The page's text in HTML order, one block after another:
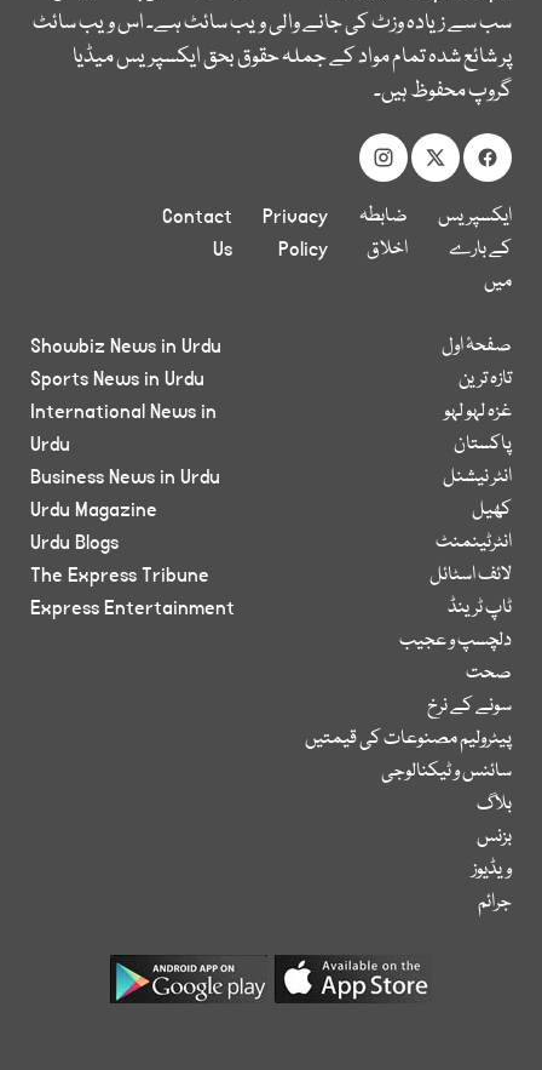
سب سے زیادہ وزٹ کی جانے والی ویب سائٹ ہے۔ اس ویب سائٹ
پر شائع شدہ تمام مواد کے جملہ حقوق بحق ایکسپریس میڈیا
گروپ محفوظ ہیں۔
ایکسپریس
کے بارے
میں
ضابطہ
اخلاق
Privacy
Policy
Contact
Us
صفحۂ اول
تازہ ترین
غزہ لہو لہو
پاکستان
انٹر نیشنل
کھیل
انٹرٹینمنٹ
لائف اسٹائل
ٹاپ ٹرینڈ
دلچسپ و عجیب
صحت
سونے کے نرخ
پیٹرولیم مصنوعات کی قیمتیں
سائنس و ٹیکنالوجی
بلاگ
بزنس
ویڈیوز
جرائم
Showbiz News in Urdu
Sports News in Urdu
International News in
Urdu
Business News in Urdu
Urdu Magazine
Urdu Blogs
The Express Tribune
Express Entertainment